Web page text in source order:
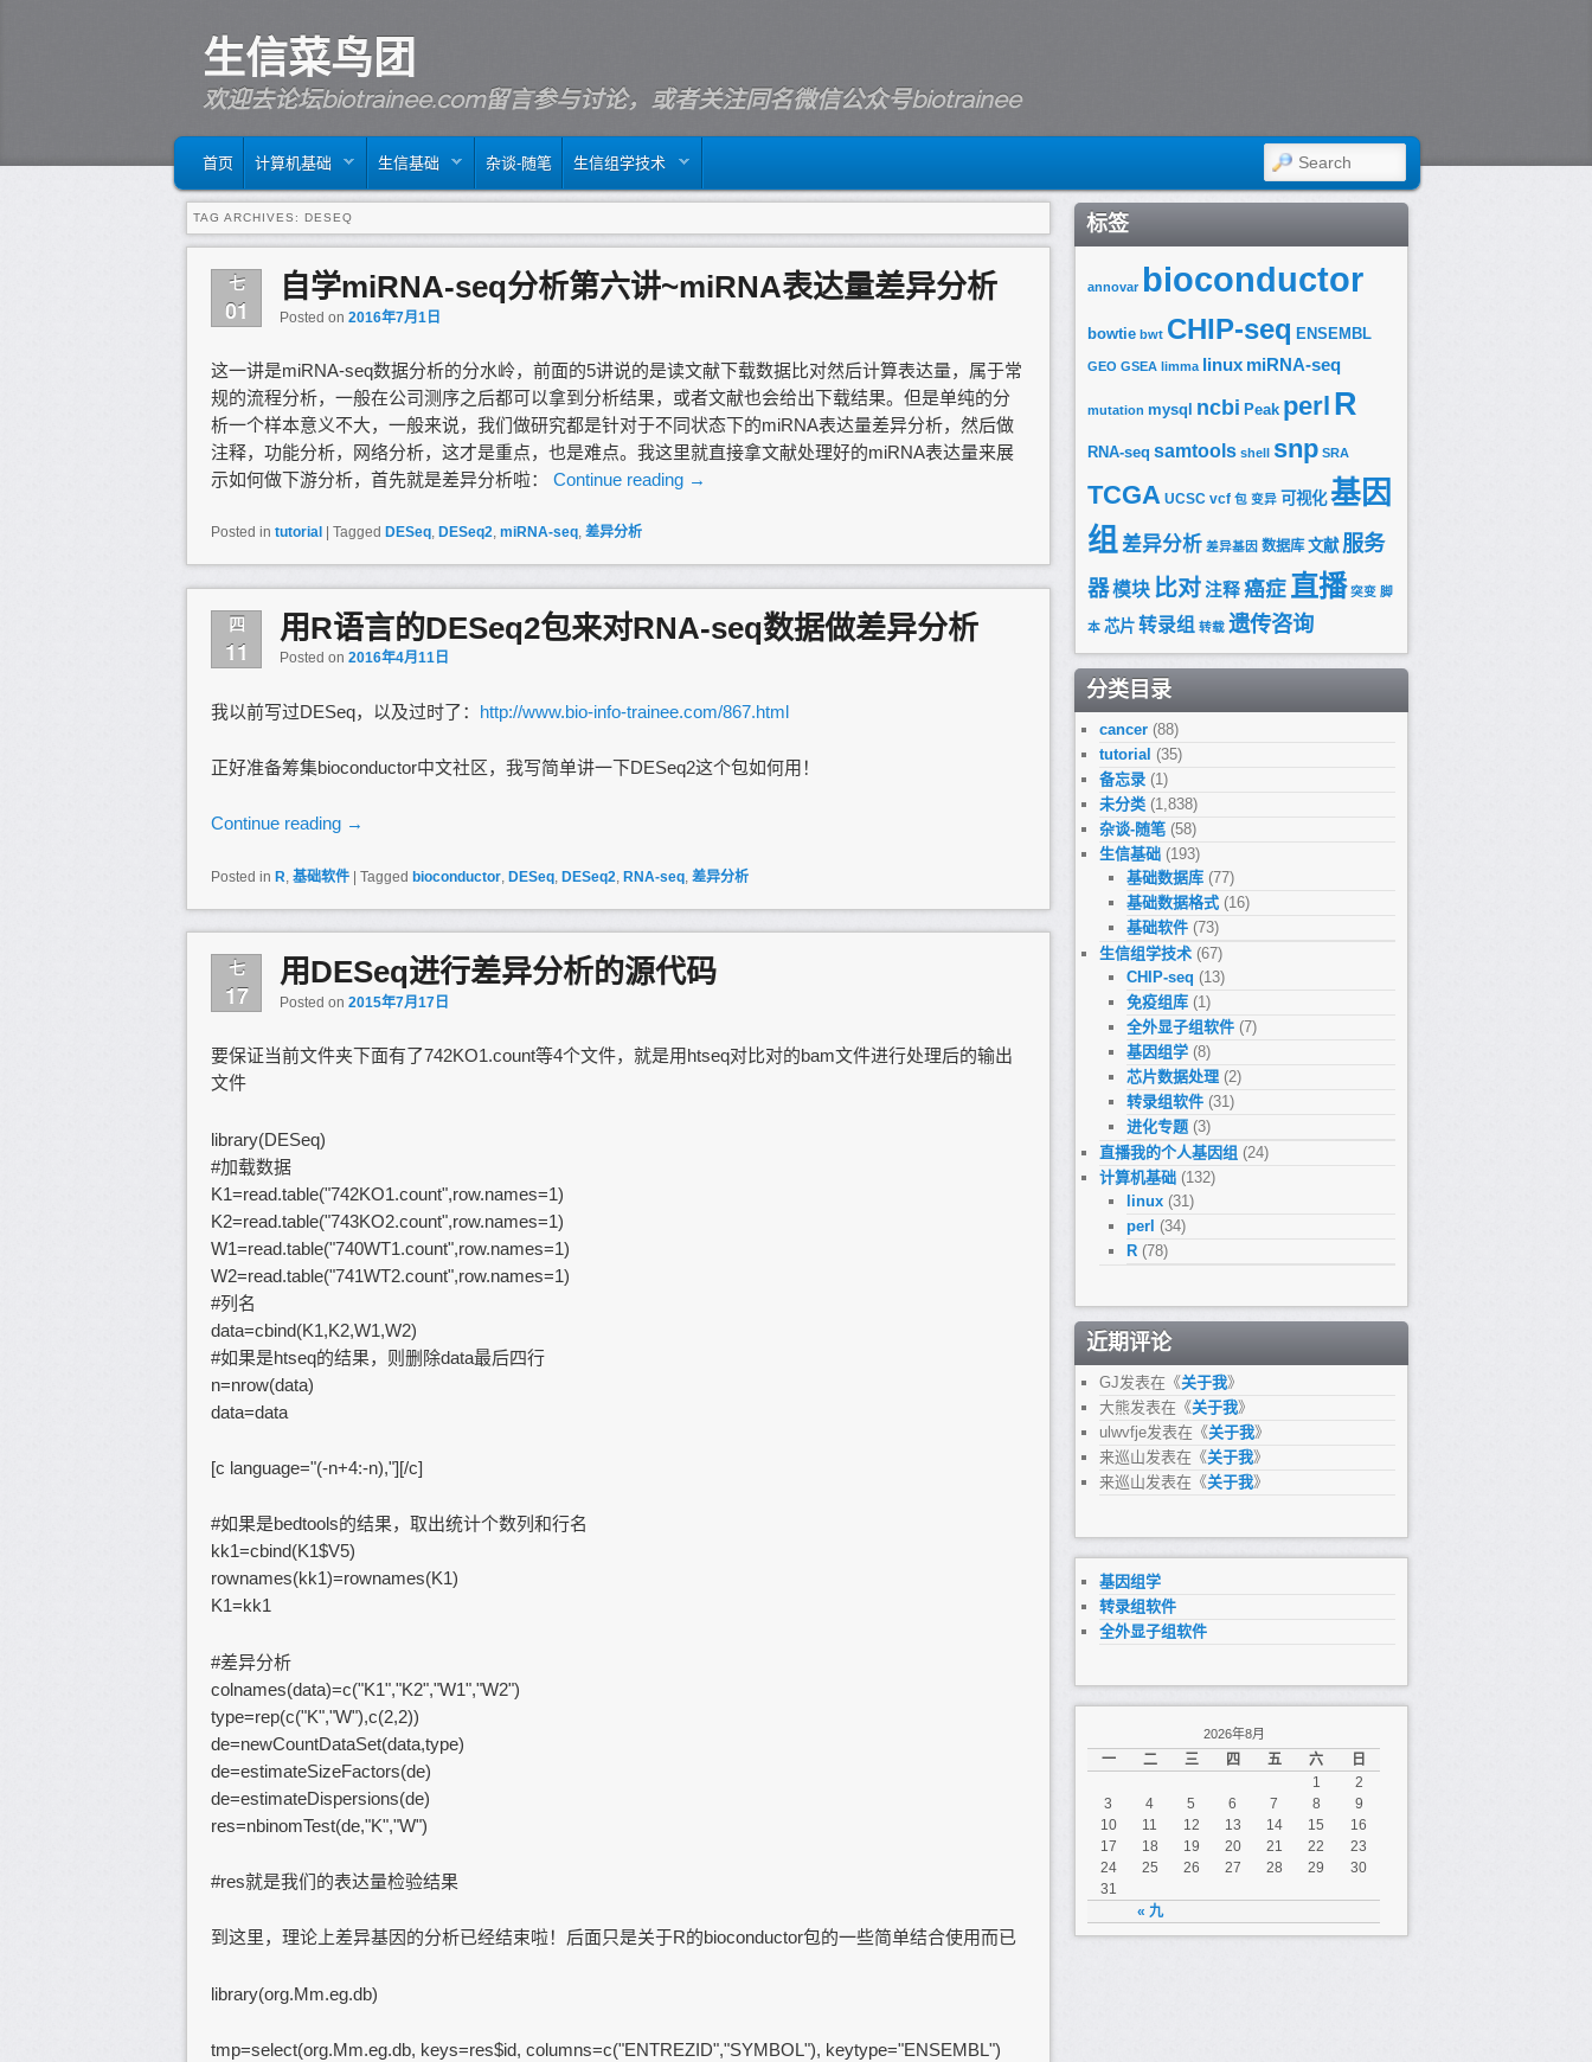
生信菜鸟团
欢迎去论坛biotrainee.com留言参与讨论，或者关注同名微信公众号biotrainee
MAIN MENU
SKIP TO PRIMARY CONTENT
SKIP TO SECONDARY CONTENT
首页 计算机基础 生信基础 杂谈-随笔 生信组学技术 SEARCH
TAG ARCHIVES: DESEQ
七
01
自学miRNA-seq分析第六讲~miRNA表达量差异分析
Posted on 2016年7月1日
这一讲是miRNA-seq数据分析的分水岭，前面的5讲说的是读文献下载数据比对然后计算表达量，属于常
规的流程分析，一般在公司测序之后都可以拿到分析结果，或者文献也会给出下载结果。但是单纯的分
析一个样本意义不大，一般来说，我们做研究都是针对于不同状态下的miRNA表达量差异分析，然后做
注释，功能分析，网络分析，这才是重点，也是难点。我这里就直接拿文献处理好的miRNA表达量来展
示如何做下游分析，首先就是差异分析啦： Continue reading →
Posted in tutorial Tagged DESeq, DESeq2, miRNA-seq, 差异分析
四
11
用R语言的DESeq2包来对RNA-seq数据做差异分析
Posted on 2016年4月11日
我以前写过DESeq，以及过时了： http://www.bio-info-trainee.com/867.html
正好准备筹集bioconductor中文社区，我写简单讲一下DESeq2这个包如何用！
Continue reading →
Posted in R, 基础软件 | Tagged bioconductor, DESeq, DESeq2, RNA-seq, 差异分析
七
17
用DESeq进行差异分析的源代码
Posted on 2015年7月17日
要保证当前文件夹下面有了742KO1.count等4个文件，就是用htseq对比对的bam文件进行处理后的输出
文件
library(DESeq)
#加载数据
K1=read.table("742KO1.count",row.names=1)
K2=read.table("743KO2.count",row.names=1)
W1=read.table("740WT1.count",row.names=1)
W2=read.table("741WT2.count",row.names=1)
#列名
data=cbind(K1,K2,W1,W2)
#如果是htseq的结果，则删除data最后四行
n=nrow(data)
data=data
[c language="(-n+4:-n),"][/c]
#如果是bedtools的结果，取出统计个数列和行名
kk1=cbind(K1$V5)
rownames(kk1)=rownames(K1)
K1=kk1
#差异分析
colnames(data)=c("K1","K2","W1","W2")
type=rep(c("K","W"),c(2,2))
de=newCountDataSet(data,type)
de=estimateSizeFactors(de)
de=estimateDispersions(de)
res=nbinomTest(de,"K","W")
#res就是我们的表达量检验结果
到这里，理论上差异基因的分析已经结束啦！后面只是关于R的bioconductor包的一些简单结合使用而已
library(org.Mm.eg.db)
tmp=select(org.Mm.eg.db, keys=res$id, columns=c("ENTREZID","SYMBOL"), keytype="ENSEMBL")
标签
annovar bioconductor
bowtie bwt CHIP-seq ENSEMBL
GEO GSEA limma linux miRNA-seq
mutation mysql ncbi Peak perl R
RNA-seq samtools shell snp SRA
TCGA UCSC vcf 包 变异 可视化 基因
组 差异分析 差异基因 数据库 文献 服务
器模块 比对注释癌症 直播 突变 脚
本 芯片 转录组 转载 遗传咨询
分类目录
cancer (88)
tutorial (35)
备忘录 (1)
未分类 (1,838)
杂谈-随笔 (58)
生信基础 (193)
基础数据库(77)
基础数据格式(16)
基础软件(73)
生信组学技术 (67)
CHIP-seq (13)
免疫组库(1)
全外显子组软件(7)
基因组学(8)
芯片数据处理(2)
转录组软件(31)
进化专题(3)
直播我的个人基因组 (24)
计算机基础 (132)
linux(31)
perl (34)
R(78)
近期评论
GJ发表在《关于我》
大熊发表在《关于我》
ulwvfje发表在《关于我》
来巡山发表在《关于我》
来巡山发表在《关于我》
基因组学
转录组软件
全外显子组软件
2026年8月
一 二 三 四 五 六 日
« 九
1
2
3
4 5 6 7 8
9
10
11 12 13 14 15
16
17
18 19 20 21 22
23
24
25 26 27 28 29
30
31